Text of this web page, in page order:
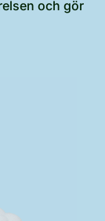
och gör